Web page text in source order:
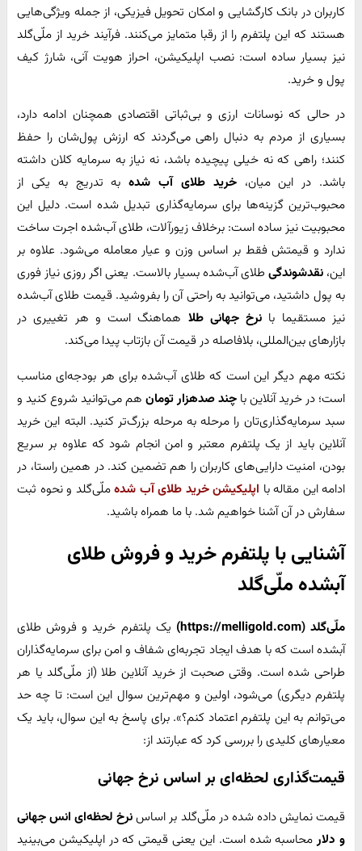
کاربران در بانک کارگشایی و امکان تحویل فیزیکی، از جمله ویژگی‌هایی
هستند که این پلتفرم را از رقبا متمایز می‌کنند. فرآیند خرید از ملّی‌گلد
نیز بسیار ساده است: نصب اپلیکیشن، احراز هویت آنی، شارژ کیف
پول و خرید.
در حالی که نوسانات ارزی و بی‌ثباتی اقتصادی همچنان ادامه دارد،
بسیاری از مردم به دنبال راهی می‌گردند که ارزش پول‌شان را حفظ
کنند؛ راهی که نه خیلی پیچیده باشد، نه نیاز به سرمایه کلان داشته
باشد. در این میان، خرید طلای آب شدهبه تدریج به یکی از
محبوب‌ترین گزینه‌ها برای سرمایه‌گذاری تبدیل شده است. دلیل این
محبوبیت نیز ساده است: برخلاف زیورآلات، طلای آب‌شده اجرت ساخت
ندارد و قیمتش فقط بر اساس وزن و عیار معامله می‌شود. علاوه بر
این،نقدشوندگی طلای آب‌شده بسیار بالاست. یعنی اگر روزی نیاز فوری
به پول داشتید، می‌توانید به‌ راحتی آن را بفروشید. قیمت طلای آب‌شده
نیز مستقیما با نرخ جهانی طلا هماهنگ است و هر تغییری در
بازارهای بین‌المللی، بلافاصله در قیمت آن بازتاب پیدا می‌کند.
نکته مهم دیگر این است که طلای آب‌شده برای هر بودجه‌ای مناسب
است؛ در خرید آنلاین با چند صدهزار تومان هم می‌توانید شروع کنید و
سبد سرمایه‌گذاری‌تان را مرحله به مرحله بزرگ‌تر کنید. البته این خرید
آنلاین باید از یک پلتفرم معتبر و امن انجام شود که علاوه بر سریع
بودن، امنیت دارایی‌های کاربران را هم تضمین کند. در همین راستا، در
ادامه این مقاله با اپلیکیشن خرید طلای آب شدهملّی‌گلد و نحوه ثبت
سفارش در آن آشنا خواهیم شد. با ما همراه باشید.
آشنایی با پلتفرم خرید و فروش طلای
آبشده ملّی‌گلد
ملّی‌گلد (https://melligold.com)
یک پلتفرم خرید و فروش طلای
آبشده است که با هدف ایجاد تجربه‌ای شفاف و امن برای سرمایه‌گذاران
طراحی شده است. وقتی صحبت از خرید آنلاین طلا (از ملّی‌گلد یا هر
پلتفرم دیگری) می‌شود، اولین و مهم‌ترین سوال این است: تا چه حد
می‌توانم به این پلتفرم اعتماد کنم؟». برای پاسخ به این سوال، باید یک
معیارهای کلیدی را بررسی کرد که عبارتند از:
قیمت‌گذاری لحظه‌ای بر اساس نرخ جهانی
قیمت نمایش داده شده در ملّی‌گلد بر اساسنرخ لحظه‌ای انس جهانی
و دلارمحاسبه شده است. این یعنی قیمتی که در اپلیکیشن می‌بینید